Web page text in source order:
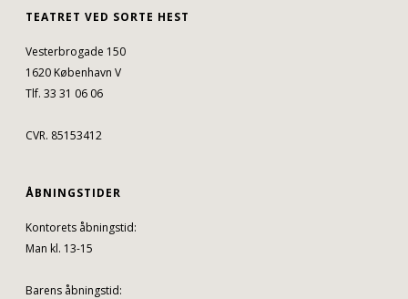
TEATRET VED SORTE HEST
Vesterbrogade 150
1620 København V
Tlf. 33 31 06 06
CVR. 85153412
ÅBNINGSTIDER
Kontorets åbningstid:
Man kl. 13-15
Barens åbningstid: